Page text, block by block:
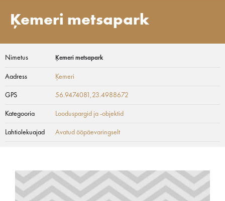
Ķemeri metsapark
Nimetus Ķemeri metsapark
Aadress Ķemeri
GPS 56.9474081,23.4988672
Kategooria Looduspargid ja -objektid
Lahtiolekuajad Avatud ööpäevaringselt